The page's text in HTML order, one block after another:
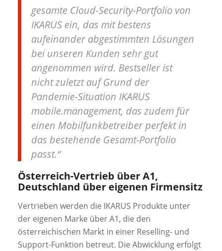
gesamte Cloud-Security-Portfolio von
IKARUS ein, das mit bestens
aufeinander abgestimmten Lösungen
bei unseren Kunden sehr gut
angenommen wird. Bestseller ist
nicht zuletzt auf Grund der
Pandemie-Situation IKARUS
mobile.management, das zudem für
einen Mobilfunkbetreiber perfekt in
das bestehende Gesamt-Portfolio
passt.“
Österreich-Vertrieb über A1,
Deutschland über eigenen Firmensitz
Vertrieben werden die IKARUS Produkte unter
der eigenen Marke über A1, die den
österreichischen Markt in einer Reselling- und
Support-Funktion betreut. Die Abwicklung erfolgt